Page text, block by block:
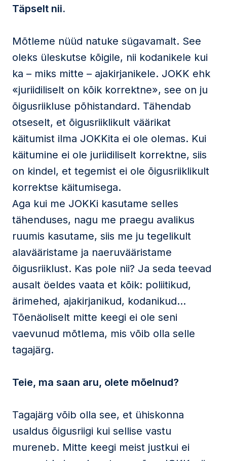
Täpselt nii.
Mõtleme nüüd natuke sügavamalt. See
oleks üleskutse kõigile, nii kodanikele kui
ka – miks mitte – ajakirjanikele. JOKK ehk
«juriidiliselt on kõik korrektne», see on ju
õigusriikluse põhistandard. Tähendab
otseselt, et õigusriiklikult väärikat
käitumist ilma JOKKita ei ole olemas. Kui
käitumine ei ole juriidiliselt korrektne, siis
on kindel, et tegemist ei ole õigusriiklikult
korrektse käitumisega.
Aga kui me JOKKi kasutame selles
tähenduses, nagu me praegu avalikus
ruumis kasutame, siis me ju tegelikult
alavääristame ja naeruvääristame
õigusriiklust. Kas pole nii? Ja seda teevad
ausalt öeldes vaata et kõik: poliitikud,
ärimehed, ajakirjanikud, kodanikud…
Tõenäoliselt mitte keegi ei ole seni
vaevunud mõtlema, mis võib olla selle
tagajärg.
Teie, ma saan aru, olete mõelnud?
Tagajärg võib olla see, et ühiskonna
usaldus õigusriigi kui sellise vastu
mureneb. Mitte keegi meist justkui ei